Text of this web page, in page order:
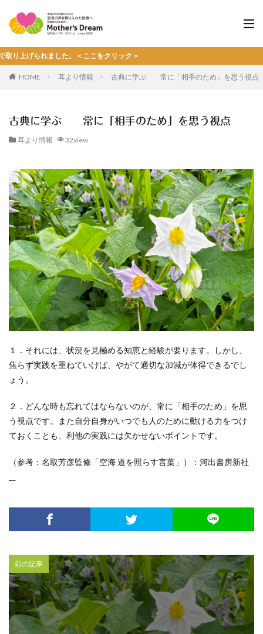
れました。＜ここをクリック＞
HOME 耳より情報 古典に学ぶ 常に「相手のため」を思う視点
古典に学ぶ 常に「相手のため」を思う視点
耳より情報 32view
１．それには、状況を見極める知恵と経験が要ります。しかし、
焦らず実践を重ねていけば、やがて適切な加減が体得できるでし
ょう。
２．どんな時も忘れてはならないのが、常に「相手のため」を思
う視点です。また自分自身がいつでも人のために動ける力をつけ
ておくことも、利他の実践には欠かせないポイントです。
（参考：名取芳彦監修「空海 道を照らす言葉」）：河出書房新社
前の記事